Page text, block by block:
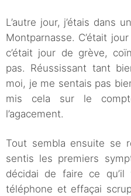
L’autre jour, j’étais dans
Montparnasse. C’était
c’était jour de grève,
pas. Réussissant tant
moi, je me sentais pas
mis cela sur le
l’agacement.
Tout sembla ensuite se
sentis les premiers
décidai de faire ce
téléphone et effaçai